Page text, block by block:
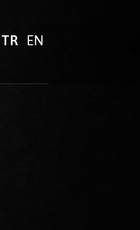
TR EN